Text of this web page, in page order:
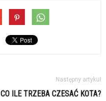
Następny artykuł
CO ILE TRZEBA CZESAĆ KOTA?